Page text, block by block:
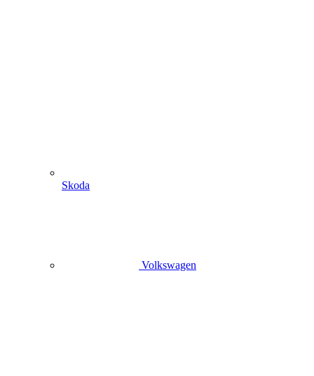
Skoda
Volkswagen